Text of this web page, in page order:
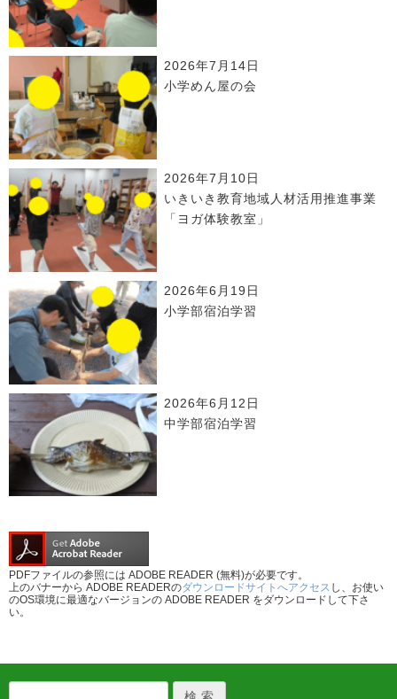
2026年7月14日
小学めん屋の会
2026年7月10日
いきいき教育地域人材活用推進事業
「ヨガ体験教室」
2026年6月19日
小学部宿泊学習
2026年6月12日
中学部宿泊学習
PDFファイルの参照には ADOBE READER (無料)が必要です。
上のバナーから ADOBE READERのダウンロードサイトへアクセス し、お使い
のOS環境に最適なバージョンの ADOBE READER をダウンロードして下さ
い。